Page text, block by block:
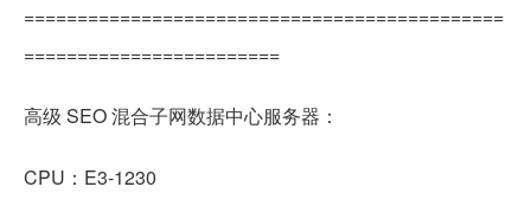
=============================================
========================
高级 SEO 混合子网数据中心服务器：
CPU：E3-1230